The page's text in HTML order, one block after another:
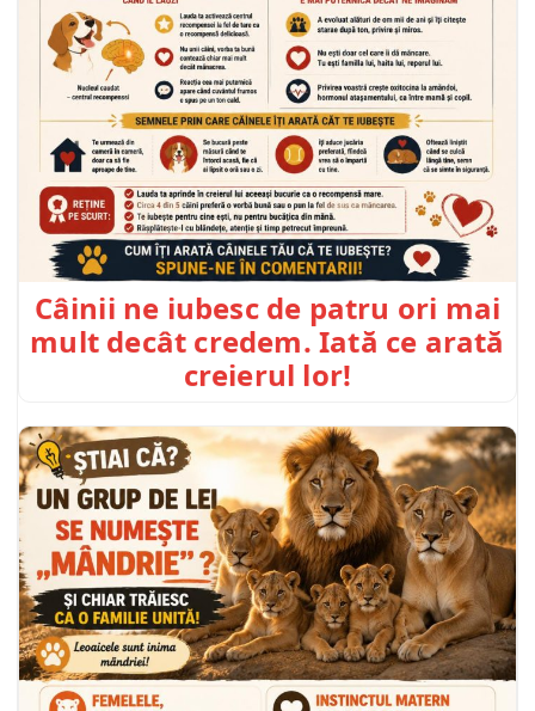
Câinii ne iubesc de patru ori mai
mult decât credem. Iată ce arată
creierul lor!